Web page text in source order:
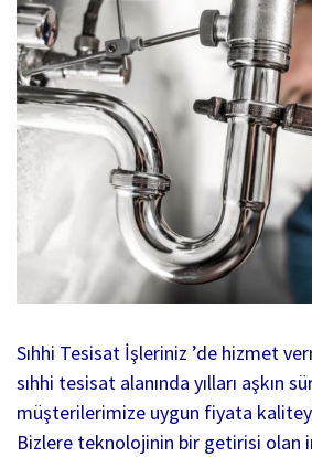
Sıhhi Tesisat İşleriniz ’de hizmet
sıhhi tesisat alanında yılları aşkın
müşterilerimize uygun fiyata
Bizlere teknolojinin bir getirisi olan